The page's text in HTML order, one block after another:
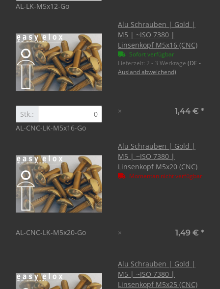
AL-LK-M5x12-Go
Alu Schrauben | Gold |
M5 | ~ISO 7380 |
Linsenkopf M5x16 (CNC)
Sofort verfügbar
Lieferzeit: 2 - 3 Werktage (DE -
Ausland abweichend)
Stk.:
AL-CNC-LK-M5x16-Go
× 1,44 € *
Alu Schrauben | Gold |
M5 | ~ISO 7380 |
Linsenkopf M5x20 (CNC)
Momentan nicht verfügbar
AL-CNC-LK-M5x20-Go × 1,49 € *
Alu Schrauben | Gold |
M5 | ~ISO 7380 |
Linsenkopf M5x25 (CNC)